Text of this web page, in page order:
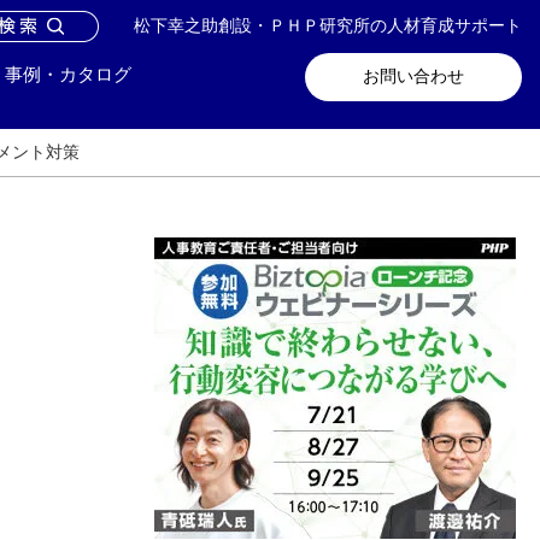
松下幸之助創設・ＰＨＰ研究所の人材育成サポート
お問い合わせ
事例・カタログ
い合わせ メールマガジン登録
ント対策